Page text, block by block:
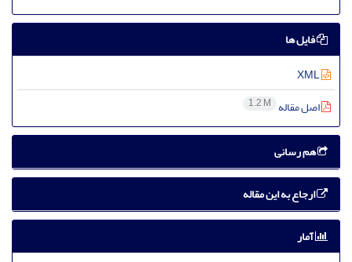
فایل ها
اصل مقاله 1.2 M
هم رسانی
ارجاع به این مقاله
آمار